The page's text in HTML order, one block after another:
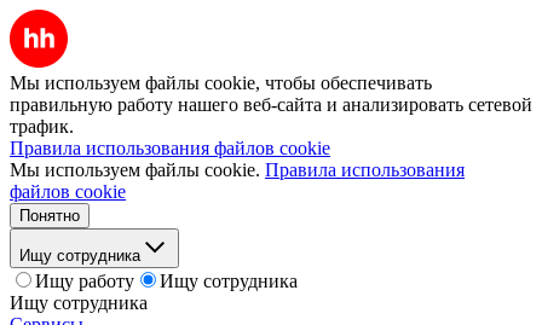
Мы используем файлы cookie, чтобы обеспечивать
правильную работу нашего веб-сайта и анализировать сетевой
трафик.
Правила использования файлов cookie
Мы используем файлы cookie. Правила использования
файлов cookie
Понятно
Ищу сотрудника
Ищу работу
Ищу сотрудника
Ищу сотрудника